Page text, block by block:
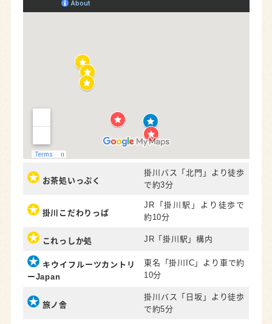
お茶処いっぷく
掛川バス「北門」より徒歩
で約3分
掛川こだわりっぱ
JR「掛川駅」より徒歩で
約10分
これっしか処 JR「掛川駅」構内
キウイフルーツカントリ
ーJapan
東名「掛川IC」より車で約
10分
旅ノ舎
掛川バス「日坂」より徒歩
で約5分